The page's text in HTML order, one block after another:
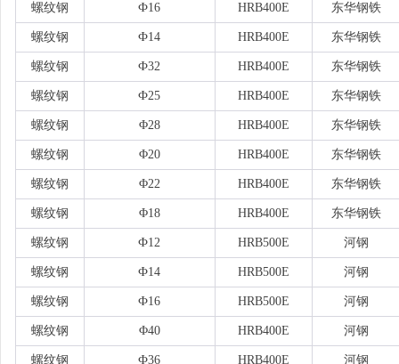
螺纹钢 Ф16 HRB400E 东华钢铁
螺纹钢 Ф14 HRB400E 东华钢铁
螺纹钢 Ф32 HRB400E 东华钢铁
螺纹钢 Ф25 HRB400E 东华钢铁
螺纹钢 Φ28 HRB400E 东华钢铁
螺纹钢 Φ20 HRB400E 东华钢铁
螺纹钢 Φ22 HRB400E 东华钢铁
螺纹钢 Φ18 HRB400E 东华钢铁
螺纹钢 Ф12 HRB500E 河钢
螺纹钢 Ф14 HRB500E 河钢
螺纹钢 Ф16 HRB500E 河钢
螺纹钢 Φ40 HRB400E 河钢
螺纹钢 Ф36 HRB400E 河钢